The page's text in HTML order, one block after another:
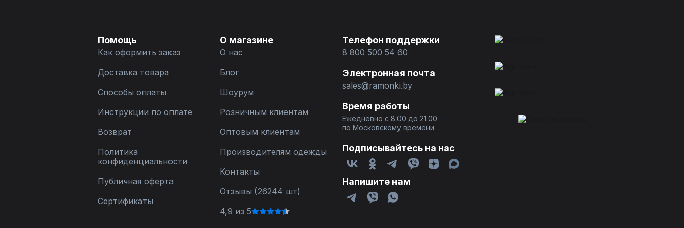
Помощь
Как оформить заказ
Доставка товара
Способы оплаты
Инструкции по оплате
Возврат
Политика
конфиденциальности
Публичная оферта
Сертификаты
О магазине
О нас
Блог
Шоурум
Розничным клиентам
Оптовым клиентам
Производителям одежды
Контакты
Отзывы (26244 шт)
4,9 из 5
Телефон поддержки
8 800 500 54 60
Электронная почта
sales@ramonki.by
Время работы
Ежедневно с 8:00 до 21:00
по Московскому времени
Подписывайтесь на нас
Напишите нам